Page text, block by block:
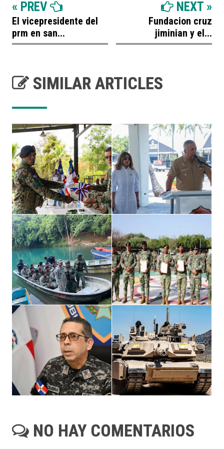
« PREV
El vicepresidente del
prm en san...
NEXT »
Fundacion cruz
jiminian y el...
SIMILAR ARTICLES
NO HAY COMENTARIOS